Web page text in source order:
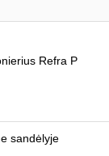
Refra P
sandėlyje